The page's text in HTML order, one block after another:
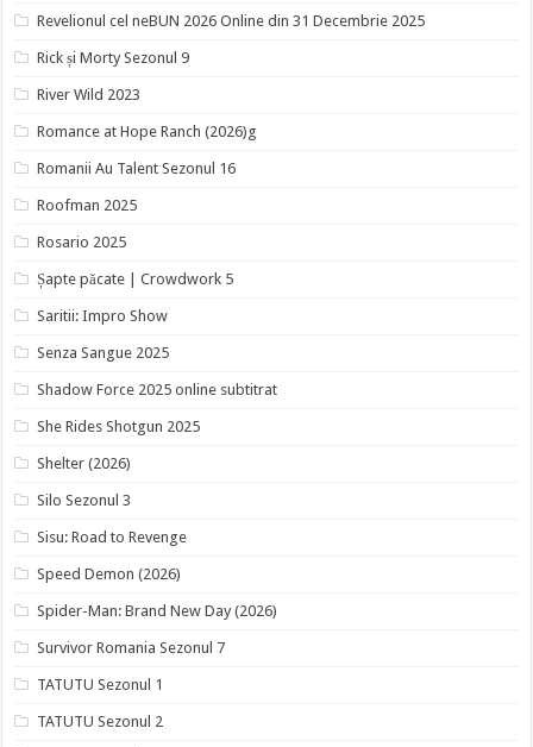
Revelionul cel neBUN 2026 Online din 31 Decembrie 2025
Rick și Morty Sezonul 9
River Wild 2023
Romance at Hope Ranch (2026)g
Romanii Au Talent Sezonul 16
Roofman 2025
Rosario 2025
Șapte păcate | Crowdwork 5
Saritii: Impro Show
Senza Sangue 2025
Shadow Force 2025 online subtitrat
She Rides Shotgun 2025
Shelter (2026)
Silo Sezonul 3
Sisu: Road to Revenge
Speed Demon (2026)
Spider-Man: Brand New Day (2026)
Survivor Romania Sezonul 7
TATUTU Sezonul 1
TATUTU Sezonul 2